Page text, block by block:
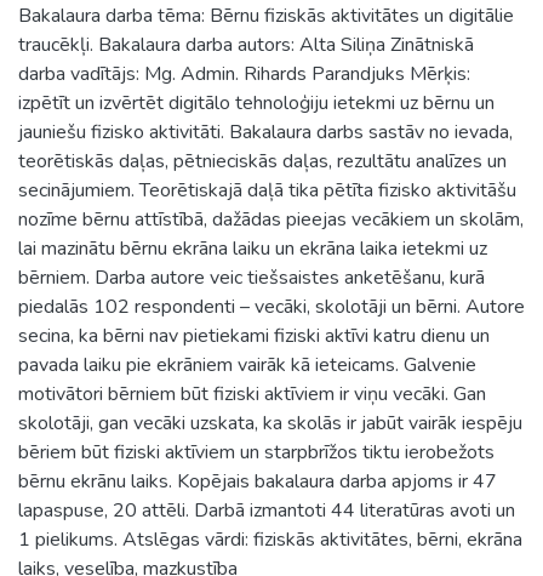
Bakalaura darba tēma: Bērnu fiziskās aktivitātes un digitālie
traucēkļi. Bakalaura darba autors: Alta Siliņa Zinātniskā
darba vadītājs: Mg. Admin. Rihards Parandjuks Mērķis:
izpētīt un izvērtēt digitālo tehnoloģiju ietekmi uz bērnu un
jauniešu fizisko aktivitāti. Bakalaura darbs sastāv no ievada,
teorētiskās daļas, pētnieciskās daļas, rezultātu analīzes un
secinājumiem. Teorētiskajā daļā tika pētīta fizisko aktivitāšu
nozīme bērnu attīstībā, dažādas pieejas vecākiem un skolām,
lai mazinātu bērnu ekrāna laiku un ekrāna laika ietekmi uz
bērniem. Darba autore veic tiešsaistes anketēšanu, kurā
piedalās 102 respondenti – vecāki, skolotāji un bērni. Autore
secina, ka bērni nav pietiekami fiziski aktīvi katru dienu un
pavada laiku pie ekrāniem vairāk kā ieteicams. Galvenie
motivātori bērniem būt fiziski aktīviem ir viņu vecāki. Gan
skolotāji, gan vecāki uzskata, ka skolās ir jabūt vairāk iespēju
bēriem būt fiziski aktīviem un starpbrīžos tiktu ierobežots
bērnu ekrānu laiks. Kopējais bakalaura darba apjoms ir 47
lapaspuse, 20 attēli. Darbā izmantoti 44 literatūras avoti un
1 pielikums. Atslēgas vārdi: fiziskās aktivitātes, bērni, ekrāna
laiks, veselība, mazkustība